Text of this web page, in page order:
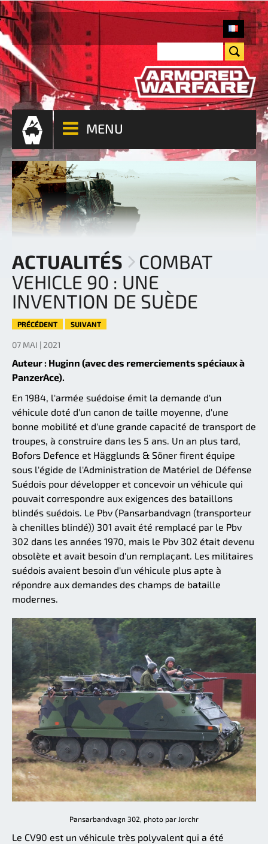
MENU
ACTUALITÉS
COMBAT
VEHICLE 90 : UNE
INVENTION DE SUÈDE
PRÉCÉDENT SUIVANT
07 MAI | 2021
Auteur : Huginn (avec des remerciements spéciaux à
PanzerAce).
En 1984, l'armée suédoise émit la demande d'un
véhicule doté d'un canon de taille moyenne, d'une
bonne mobilité et d'une grande capacité de transport de
troupes, à construire dans les 5 ans. Un an plus tard,
Bofors Defence et Hägglunds & Söner firent équipe
sous l'égide de l'Administration de Matériel de Défense
Suédois pour développer et concevoir un véhicule qui
pouvait correspondre aux exigences des bataillons
blindés suédois. Le Pbv (Pansarbandvagn (transporteur
à chenilles blindé)) 301 avait été remplacé par le Pbv
302 dans les années 1970, mais le Pbv 302 était devenu
obsolète et avait besoin d'un remplaçant. Les militaires
suédois avaient besoin d'un véhicule plus apte à
répondre aux demandes des champs de bataille
modernes.
Pansarbandvagn 302, photo par Jorchr
Le CV90 est un véhicule très polyvalent qui a été